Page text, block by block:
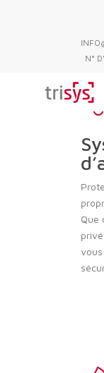
N°
Que